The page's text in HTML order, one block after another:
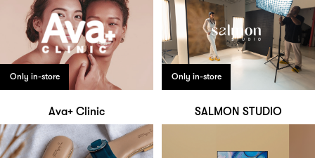
Only in-store
Ava+ Clinic
Only in-store
SALMON STUDIO